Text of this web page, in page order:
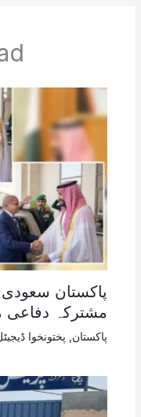
پاکستان
مشترکہ دفاعی
پاکستان پختونخوا